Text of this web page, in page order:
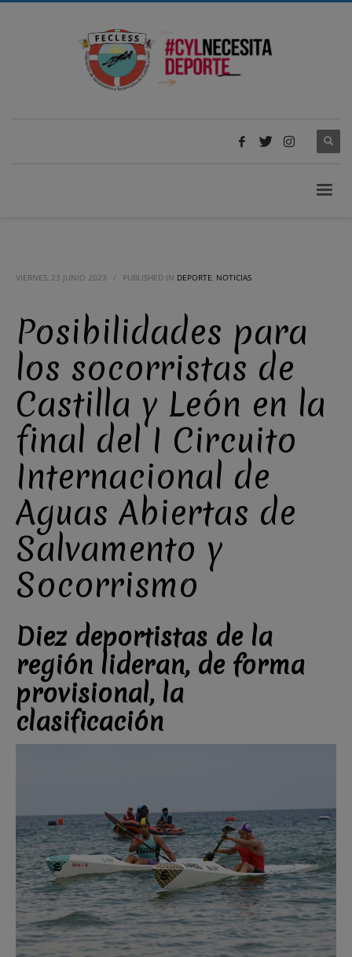
VIERNES, 23 JUNIO 2023 / PUBLISHED IN DEPORTE NOTICIAS
Posibilidades para
los socorristas de
Castilla y León en la
final del I Circuito
Internacional de
Aguas Abiertas de
Salvamento y
Socorrismo
Diez deportistas de la
región lideran, de forma
provisional, la
clasificación